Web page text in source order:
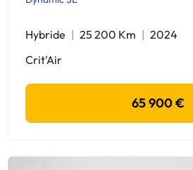
Hybride 25 200 Km
2024
Crit'Air
65 900 €